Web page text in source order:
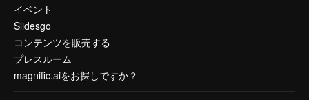
イベント
Slidesgo
コンテンツを販売する
プレスルーム
magnific.aiをお探しですか？